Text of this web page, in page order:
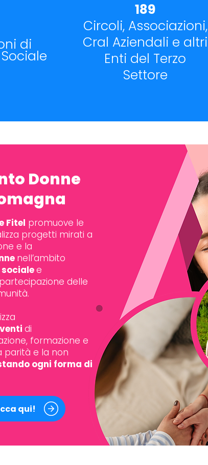
di
189
Circoli, Associazioni,
Cral Aziendali e altri
Enti del Terzo
Settore
Donne
Fitel promuove le
progetti mirati a
e la
nell’ambito
socialee
delle
di
formazione e
e la non
ogni forma di
qui!